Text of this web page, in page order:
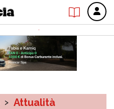
> Attualità